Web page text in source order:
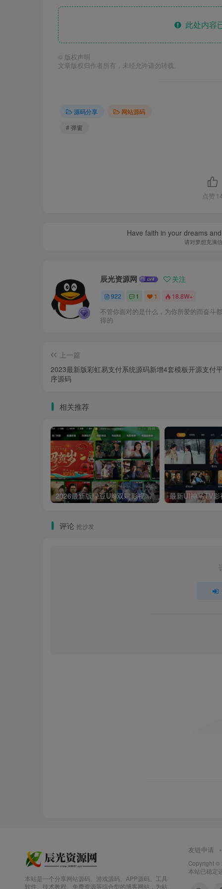
此处内容
© 版权声明
文章版权归作者所有，未经允许请勿转载。
源码分享
网站源码
# 弹窗
点赞
Have faith in your dreams
请对梦想充满
辰光资源网 关注
922 1 1 18.8W+
不管你面对的是什么，为你所爱的而奋斗
得的
上一篇
2023最新版彩虹易支付系统源码新增4套模板开源支付
序源码
相关推荐
2026最新版绿豆UI9双端影视APP源码
评论 抢沙发
本站是一个分享网站源码、游戏源码、APP源码、工具
软件、技术教程、免费资源等综合型的博客网站，为站
友链申请
Copyright ©
本站已稳定